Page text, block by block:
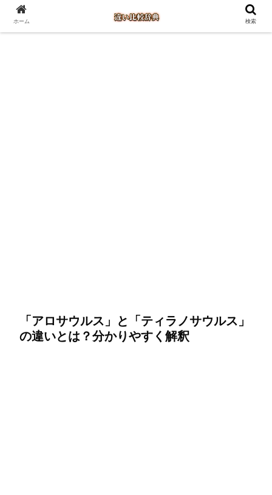
「アロサウルス」と「ティラノサウルス」
の違いとは？分かりやすく解釈
ホーム 検索